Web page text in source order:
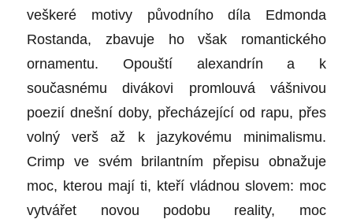
veškeré motivy původního díla Edmonda
Rostanda, zbavuje ho však romantického
ornamentu. Opouští alexandrín a k
současnému divákovi promlouvá vášnivou
poezií dnešní doby, přecházející od rapu, přes
volný verš až k jazykovému minimalismu.
Crimp ve svém brilantním přepisu obnažuje
moc, kterou mají ti, kteří vládnou slovem: moc
vytvářet novou podobu reality, moc